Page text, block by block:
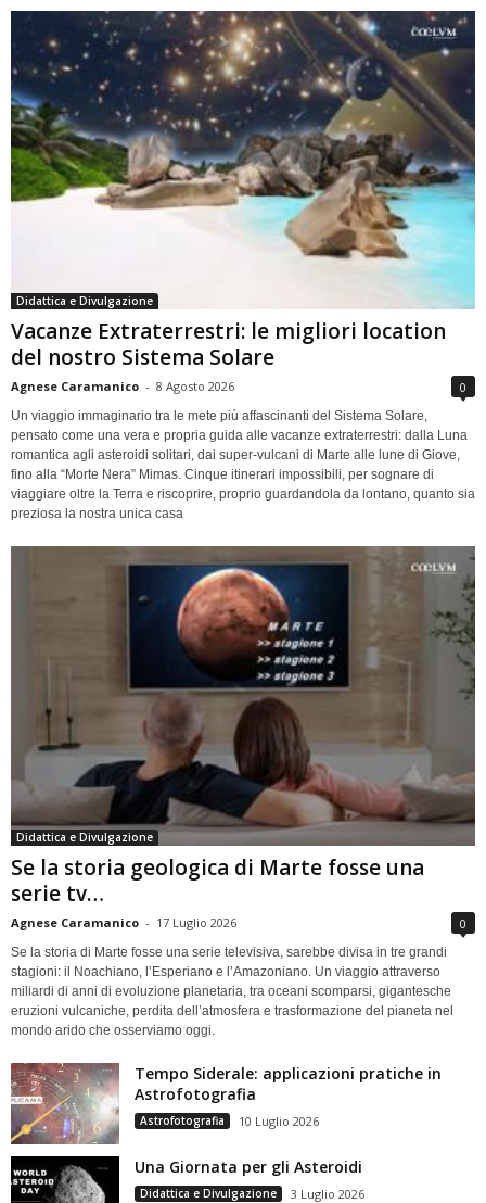
Didattica e Divulgazione
Vacanze Extraterrestri: le migliori location
del nostro Sistema Solare
Agnese Caramanico - 8 Agosto 2026 0
Un viaggio immaginario tra le mete più affascinanti del Sistema Solare,
pensato come una vera e propria guida alle vacanze extraterrestri: dalla Luna
romantica agli asteroidi solitari, dai super-vulcani di Marte alle lune di Giove,
fino alla “Morte Nera” Mimas. Cinque itinerari impossibili, per sognare di
viaggiare oltre la Terra e riscoprire, proprio guardandola da lontano, quanto sia
preziosa la nostra unica casa
Didattica e Divulgazione
Se la storia geologica di Marte fosse una
serie tv…
Agnese Caramanico - 17 Luglio 2026 0
Se la storia di Marte fosse una serie televisiva, sarebbe divisa in tre grandi
stagioni: il Noachiano, l’Esperiano e l’Amazoniano. Un viaggio attraverso
miliardi di anni di evoluzione planetaria, tra oceani scomparsi, gigantesche
eruzioni vulcaniche, perdita dell’atmosfera e trasformazione del pianeta nel
mondo arido che osserviamo oggi.
Tempo Siderale: applicazioni pratiche in
Astrofotografia
Astrofotografia 10 Luglio 2026
Una Giornata per gli Asteroidi
Didattica e Divulgazione 3 Luglio 2026